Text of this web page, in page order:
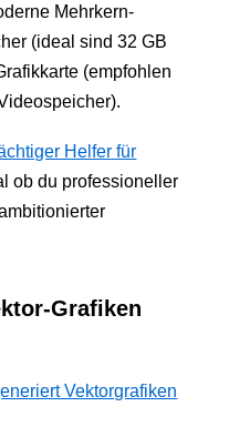
Mehrkern-
(ideal sind 32 GB
(empfohlen
Helfer für
ob du professioneller
Grafiken